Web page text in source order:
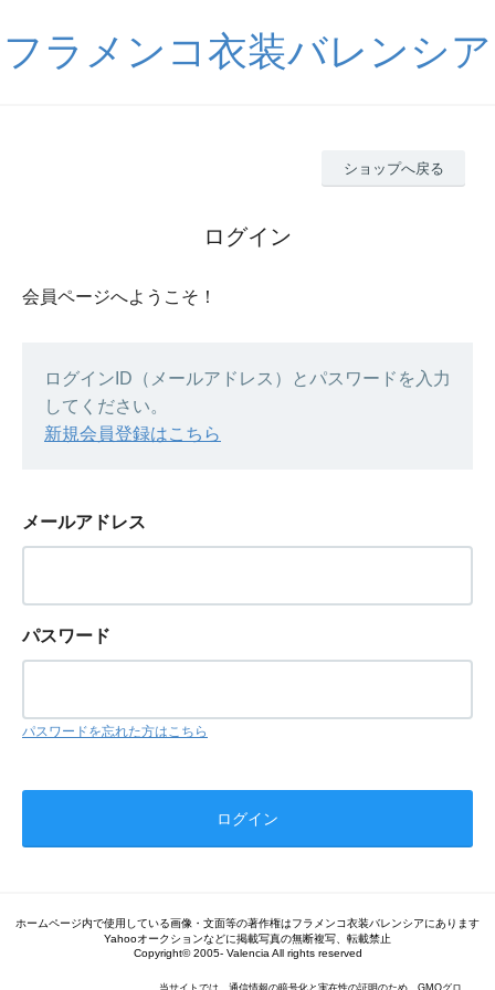
フラメンコ衣装バレンシア
ショップへ戻る
ログイン
会員ページへようこそ！
ログインID（メールアドレス）とパスワードを入力
してください。
新規会員登録はこちら
メールアドレス
パスワード
パスワードを忘れた方はこちら
ホームページ内で使用している画像・文面等の著作権はフラメンコ衣装バレンシアにあります
Yahooオークションなどに掲載写真の無断複写、転載禁止
Copyright© 2005- Valencia All rights reserved
当サイトでは、通信情報の暗号化と実在性の証明のため、GMOグロ